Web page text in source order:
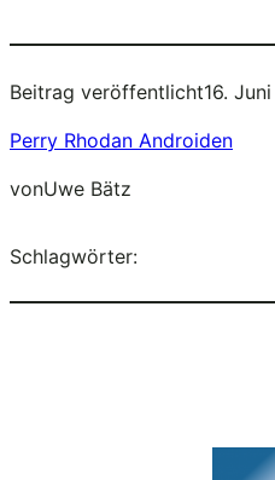
Beitrag veröffentlicht16.
Perry Rhodan Androiden
vonUwe Bätz
Schlagwörter: